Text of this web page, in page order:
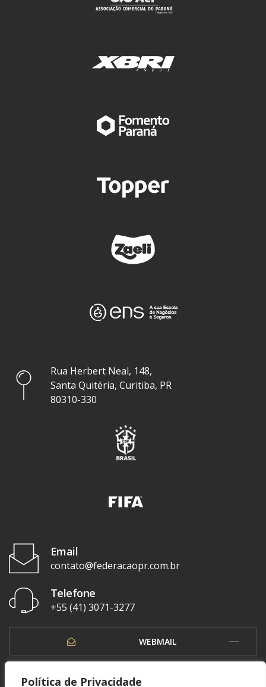
Política de Privacidade
Rua Herbert Neal, 148,
Santa Quitéria, Curitiba, PR
80310-330
Email
contato@federacaopr.com.br
Telefone
+55 (41) 3071-3277
WEBMAIL
OUVIDORIA